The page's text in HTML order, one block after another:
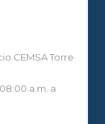
CEMSA Torre
a.m. a